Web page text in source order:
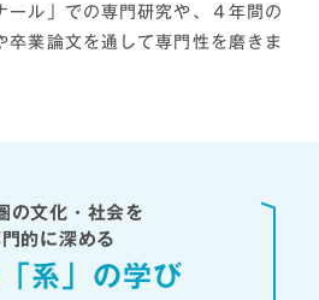
ール」での専門研究や、４年間の
卒業論文を通して専門性を磨きま
の文化・社会を
的に深める
系」の学び
日本マクドナルド、ファー
、愛知県教育委員会、名古
史を紐解いていくことで、過
どう影響しているかを学び、
れていない側面にも目を向
待していることは？
て得た本質的なコミュニケー
さまざまな国や地域で発揮し
ています。